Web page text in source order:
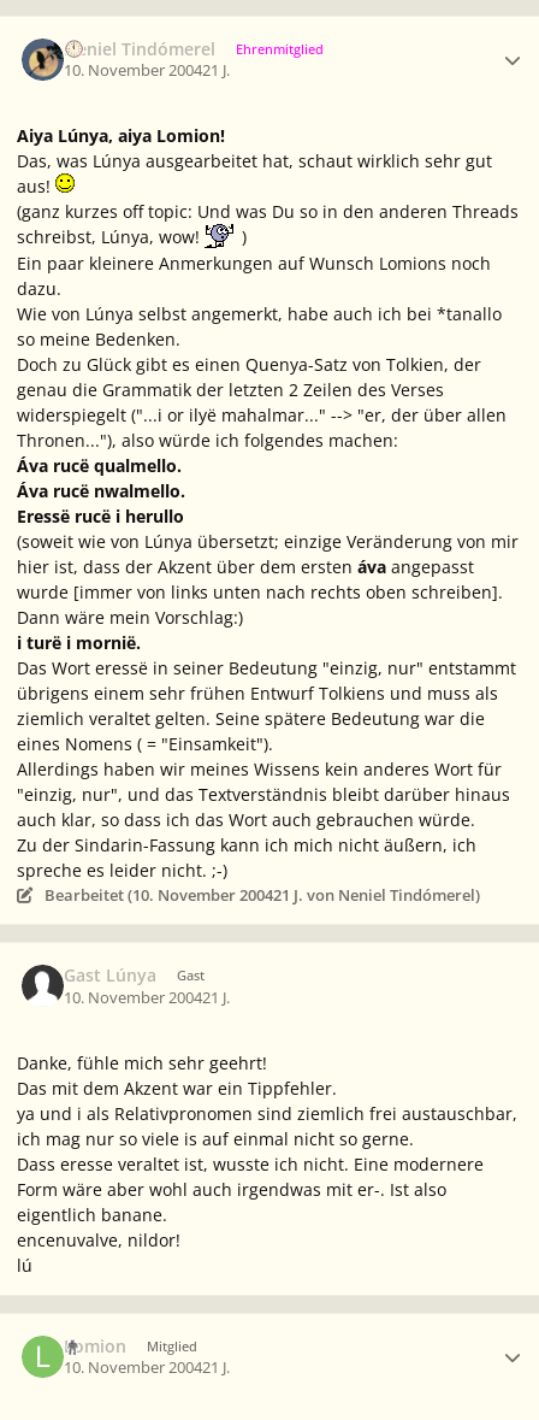
Neniel Tindómerel Ehrenmitglied
10. November 200421 J.
Aiya Lúnya, aiya Lomion!
Das, was Lúnya ausgearbeitet hat, schaut wirklich sehr gut
aus!
(ganz kurzes off topic: Und was Du so in den anderen Threads
schreibst, Lúnya, wow!
)
Ein paar kleinere Anmerkungen auf Wunsch Lomions noch
dazu.
Wie von Lúnya selbst angemerkt, habe auch ich bei *tanallo
so meine Bedenken.
Doch zu Glück gibt es einen Quenya-Satz von Tolkien, der
genau die Grammatik der letzten 2 Zeilen des Verses
widerspiegelt ("...i or ilyë mahalmar..." --> "er, der über allen
Thronen..."), also würde ich folgendes machen:
Áva rucë qualmello.
Áva rucë nwalmello.
Eressë rucë i herullo
(soweit wie von Lúnya übersetzt; einzige Veränderung von mir
hier ist, dass der Akzent über dem ersten áva angepasst
wurde [immer von links unten nach rechts oben schreiben].
Dann wäre mein Vorschlag:)
i turë i mornië.
Das Wort eressë in seiner Bedeutung "einzig, nur" entstammt
übrigens einem sehr frühen Entwurf Tolkiens und muss als
ziemlich veraltet gelten. Seine spätere Bedeutung war die
eines Nomens ( = "Einsamkeit").
Allerdings haben wir meines Wissens kein anderes Wort für
"einzig, nur", und das Textverständnis bleibt darüber hinaus
auch klar, so dass ich das Wort auch gebrauchen würde.
Zu der Sindarin-Fassung kann ich mich nicht äußern, ich
spreche es leider nicht. ;-)
Bearbeitet (10. November 200421 J. von Neniel Tindómerel)
Gast Lúnya Gast
10. November 200421 J.
Danke, fühle mich sehr geehrt!
Das mit dem Akzent war ein Tippfehler.
ya und i als Relativpronomen sind ziemlich frei austauschbar,
ich mag nur so viele is auf einmal nicht so gerne.
Dass eresse veraltet ist, wusste ich nicht. Eine modernere
Form wäre aber wohl auch irgendwas mit er-. Ist also
eigentlich banane.
encenuvalve, nildor!
lú
Lomion Mitglied
10. November 200421 J.